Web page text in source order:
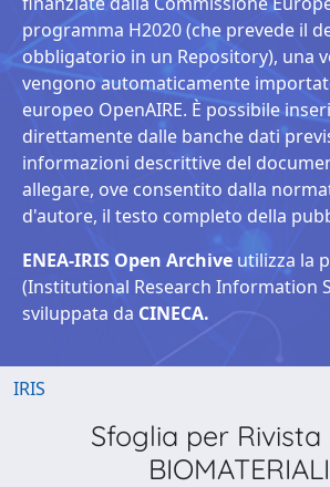
programma H2020 (che prevede il
obbligatorio in un Repository), una
vengono automaticamente
europeo OpenAIRE. È possibile
direttamente dalle banche dati
informazioni descrittive del
allegare, ove consentito dalla
d'autore, il testo completo della
ENEA-IRIS Open Archive utilizza la
(Institutional Research Information
sviluppata da CINECA.
IRIS
Sfoglia per Rivista